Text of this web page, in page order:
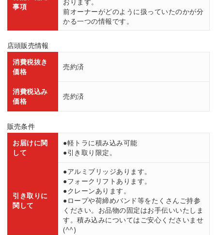
事項
おります。
前オーナーがどのように扱っていたのかが分
かる一つの情報です。
店頭販売情報
消費税抜き
価格
売約済
消費税込み
価格
売約済
販売条件
お届けに関
して
●軽トラに積み込み可能
●引き取り限定。
引き取りに
関して
●アルミブリッジあります。
●フォークリフトあります。
●クレーンあります。
●ロープや荷締めバンド等をたくさんご持参
ください。お品物の固定はお手伝いいたしま
す。積み込みについてはご安心くださいませ
(^^)